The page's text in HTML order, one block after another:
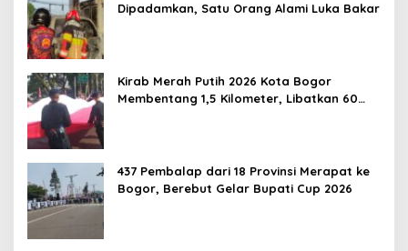
Dipadamkan, Satu Orang Alami Luka Bakar
Kirab Merah Putih 2026 Kota Bogor
Membentang 1,5 Kilometer, Libatkan 60
437 Pembalap dari 18 Provinsi Merapat ke
Bogor, Berebut Gelar Bupati Cup 2026